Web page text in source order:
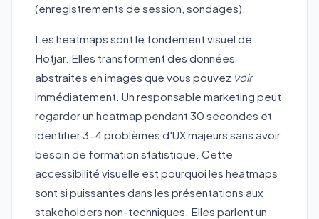
(enregistrements de session, sondages).
Les heatmaps sont le fondement visuel de
Hotjar. Elles transforment des données
abstraites en images que vous pouvez voir
immédiatement. Un responsable marketing peut
regarder un heatmap pendant 30 secondes et
identifier 3-4 problèmes d'UX majeurs sans avoir
besoin de formation statistique. Cette
accessibilité visuelle est pourquoi les heatmaps
sont si puissantes dans les présentations aux
stakeholders non-techniques. Elles parlent un